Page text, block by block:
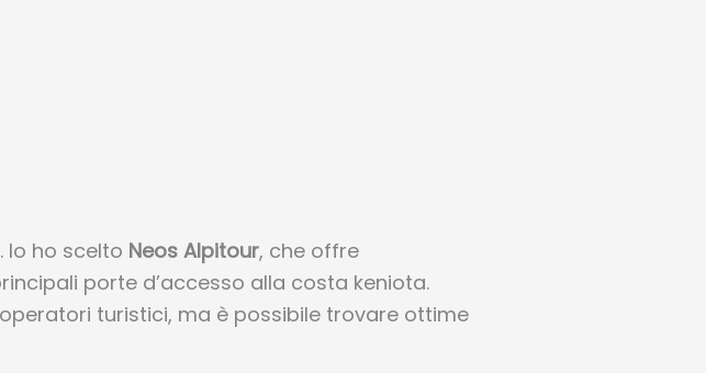
Io ho scelto Neos Alpitour, che offre
porte d’accesso alla costa keniota.
turistici, ma è possibile trovare ottime